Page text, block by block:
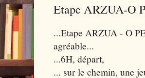
Etape ARZUA-O
...Etape ARZUA - O
agréable...
...6H, départ,
... sur le chemin, une